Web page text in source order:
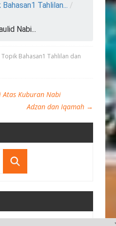
Tahlilan... /
Nabi...
Topik Bahasan1 Tahlilan dan
Atas Kuburan Nabi
Adzan dan Iqamah →